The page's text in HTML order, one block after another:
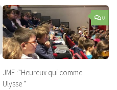
0
JMF :”Heureux qui comme
Ulysse “